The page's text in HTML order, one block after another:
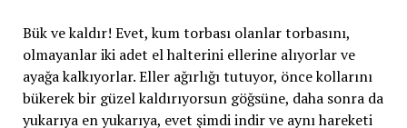
Bük ve kaldır! Evet, kum torbası olanlar torbasını,
olmayanlar iki adet el halterini ellerine alıyorlar ve
ayağa kalkıyorlar. Eller ağırlığı tutuyor, önce kollarını
bükerek bir güzel kaldırıyorsun göğsüne, daha sonra da
yukarıya en yukarıya, evet şimdi indir ve aynı hareketi